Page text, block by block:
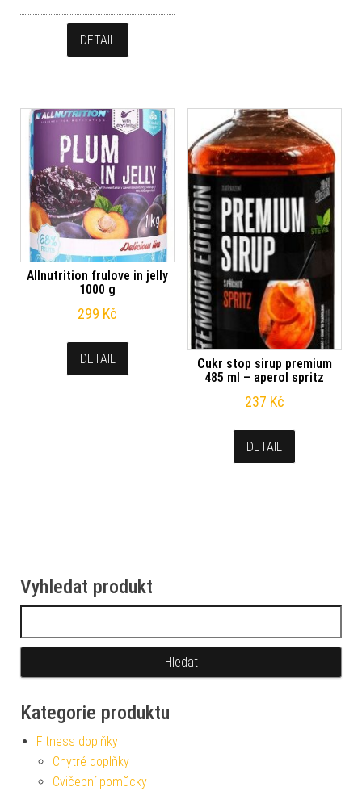
DETAIL
Allnutrition frulove in jelly
1000 g
299 Kč
DETAIL
Cukr stop sirup premium
485 ml – aperol spritz
237 Kč
DETAIL
Vyhledat produkt
Kategorie produktu
Fitness doplňky
Chytré doplňky
Cvičební pomůcky